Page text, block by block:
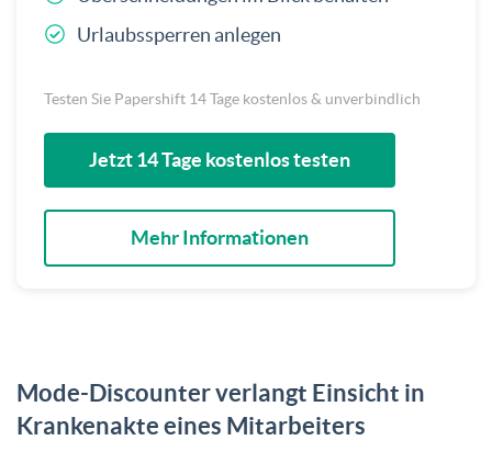
Urlaubssperren anlegen
Testen Sie Papershift 14 Tage kostenlos & unverbindlich
Jetzt 14 Tage kostenlos testen
Mehr Informationen
Mode-Discounter verlangt Einsicht in
Krankenakte eines Mitarbeiters